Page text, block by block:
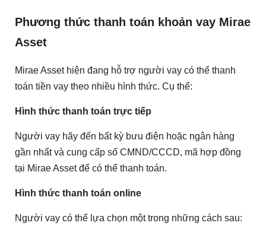
Phương thức thanh toán khoản vay Mirae
Asset
Mirae Asset hiện đang hỗ trợ người vay có thể thanh
toán tiền vay theo nhiều hình thức. Cụ thể:
Hình thức thanh toán trực tiếp
Người vay hãy đến bất kỳ bưu điện hoặc ngân hàng
gần nhất và cung cấp số CMND/CCCD, mã hợp đồng
tại Mirae Asset để có thể thanh toán.
Hình thức thanh toán online
Người vay có thể lựa chọn một trong những cách sau: